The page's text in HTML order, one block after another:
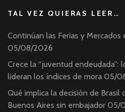
TAL VEZ QUIERAS LEER…
Continúan las Ferias y
05/08/2026
Crece la “juventud endeudada”:
lideran los índices de mora 05/
Qué implica la decisión de Brasil
Buenos Aires sin embajador 05/